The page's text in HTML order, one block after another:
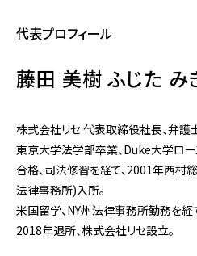
代表プロフィール
藤田 美樹 ふじた み
株式会社リセ 代表取締役社長、弁護
東京大学法学部卒業、Duke大学ロ
合格、司法修習を経て、2001年西村
法律事務所)入所。
米国留学、NY州法律事務所勤務を経
2018年退所、株式会社リセ設立。